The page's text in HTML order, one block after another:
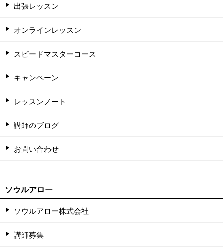
出張レッスン
オンラインレッスン
スピードマスターコース
キャンペーン
レッスンノート
講師のブログ
お問い合わせ
ソウルアロー
ソウルアロー株式会社
講師募集